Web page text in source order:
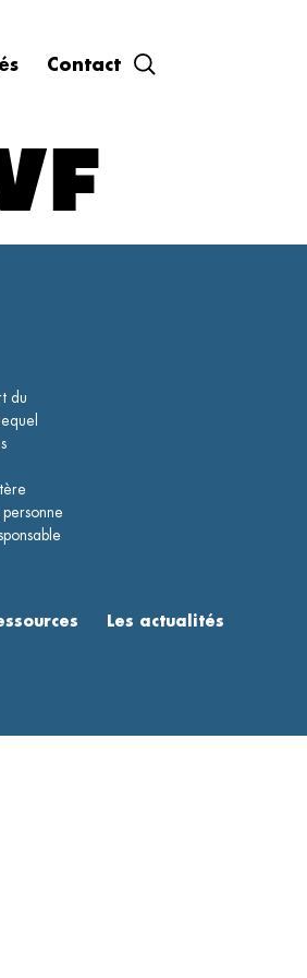
Contact
du
Les actualités